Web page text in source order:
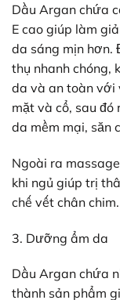
Dầu Argan chứa
E cao giúp làm
da sáng mịn hơn.
thụ nhanh chóng,
da và an toàn với
mặt và cổ, sau
da mềm mại, săn
Ngoài ra
khi ngủ giúp trị
chế vết chân chim.
3. Dưỡng ẩm da
Dầu Argan chứa
thành sản phẩm